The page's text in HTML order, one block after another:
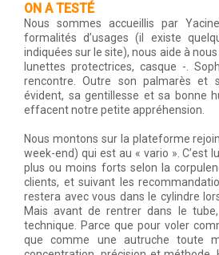
ON A TESTÉ
Nous sommes accueillis par
formalités d’usages (il existe
indiquées sur le site), nous aide à
lunettes protectrices, casque -.
rencontre. Outre son palmarès et
évident, sa gentillesse et sa bonne
effacent notre petite appréhension.
Nous montons sur la plateforme
week-end) qui est au « vario ». C’est
plus ou moins forts selon la
clients, et suivant les
restera avec vous dans le cylindre
Mais avant de rentrer dans le
technique. Parce que pour voler
que comme une autruche toute